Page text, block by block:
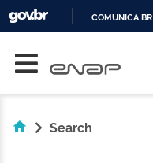
COMUNICA BR
Search